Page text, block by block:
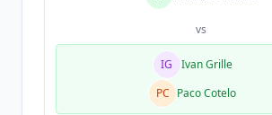
vs
IG
Ivan Grille
PC Paco Cotelo